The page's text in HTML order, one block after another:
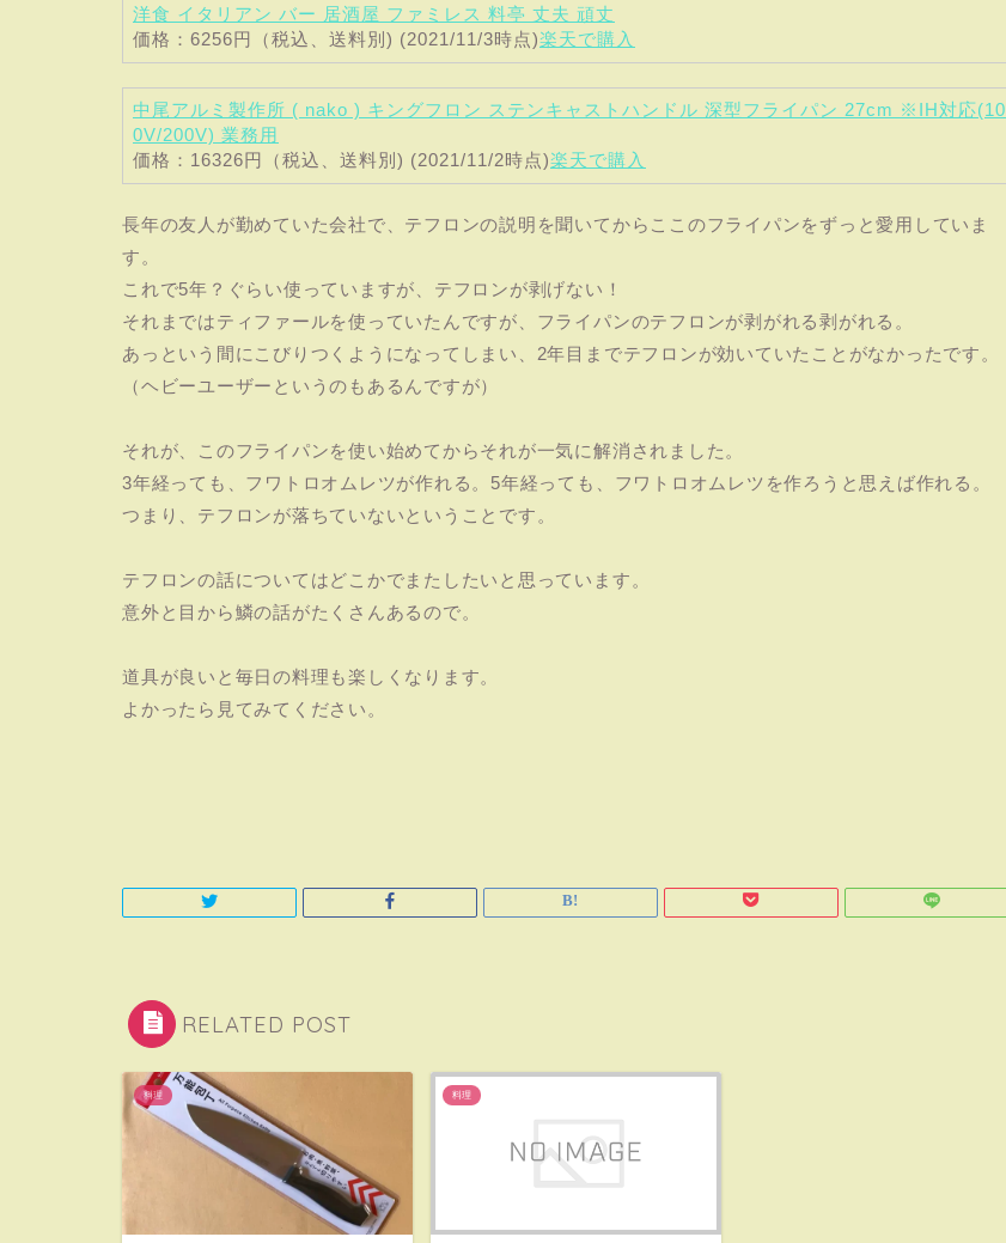
洋食 イタリアン バー 居酒屋 ファミレス 料亭 丈夫 頑丈
価格：6256円（税込、送料別) (2021/11/3時点)楽天で購入
中尾アルミ製作所 ( nako ) キングフロン ステンキャストハンドル 深型フライパン 27cm ※IH対応(10
0V/200V) 業務用
価格：16326円（税込、送料別) (2021/11/2時点)楽天で購入
長年の友人が勤めていた会社で、テフロンの説明を聞いてからここのフライパンをずっと愛用していま
す。
これで5年？ぐらい使っていますが、テフロンが剥げない！
それまではティファールを使っていたんですが、フライパンのテフロンが剥がれる剥がれる。
あっという間にこびりつくようになってしまい、2年目までテフロンが効いていたことがなかったです。
（ヘビーユーザーというのもあるんですが）
それが、このフライパンを使い始めてからそれが一気に解消されました。
3年経っても、フワトロオムレツが作れる。5年経っても、フワトロオムレツを作ろうと思えば作れる。
つまり、テフロンが落ちていないということです。
テフロンの話についてはどこかでまたしたいと思っています。
意外と目から鱗の話がたくさんあるので。
道具が良いと毎日の料理も楽しくなります。
よかったら見てみてください。
RELATED POST
料理 料理